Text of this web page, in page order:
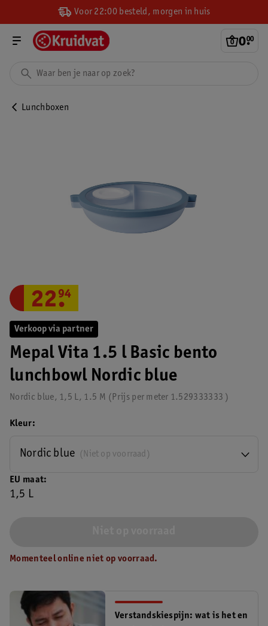
Voor 22:00 besteld, morgen in huis
0.
00
Lunchboxen
Verkoop via partner
Mepal Vita 1.5 l Basic bento
lunchbowl Nordic blue
Nordic blue, 1,5 L, 1.5 M 1.529333333
Prijs per meter
22.
94
EU maat
1,5 L
Kleur
(Niet op voorraad)
Nordic blue
Momenteel online niet op voorraad.
Verstandskiespijn: wat is het en